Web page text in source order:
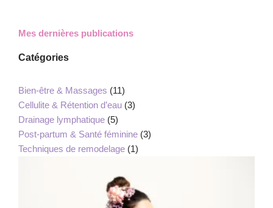
Mes dernières publications
Catégories
Bien-être & Massages (11)
Cellulite & Rétention d’eau (3)
Drainage lymphatique (5)
Post-partum & Santé féminine (3)
Techniques de remodelage (1)